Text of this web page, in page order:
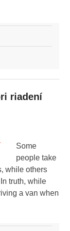
riadení
Some
people take
while others
truth, while
a van when